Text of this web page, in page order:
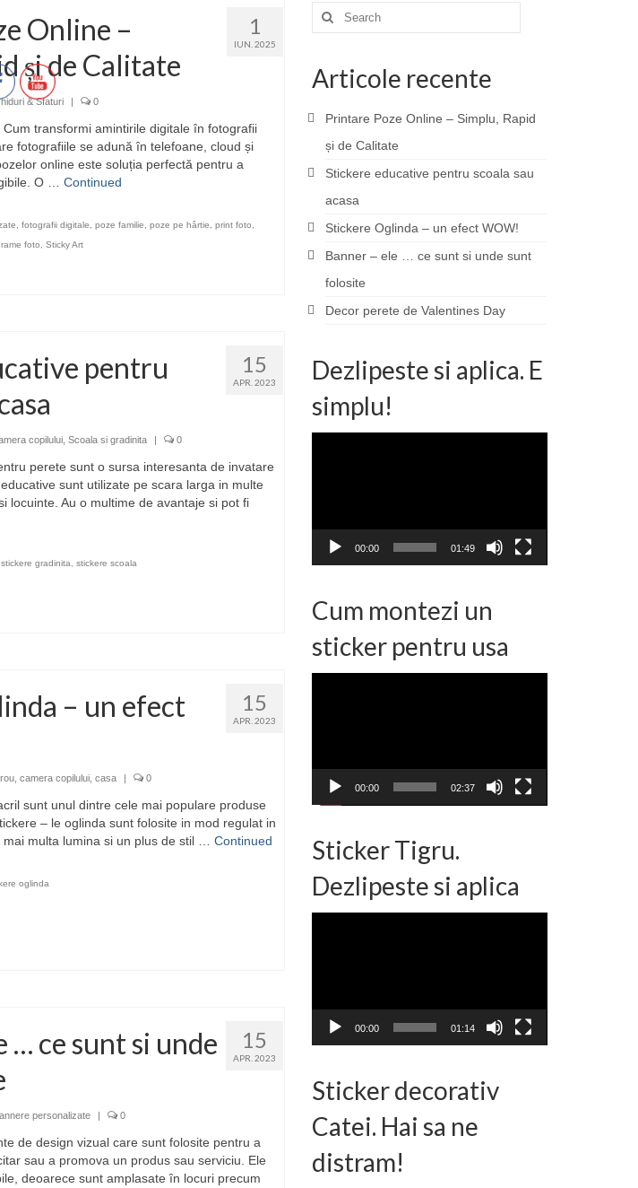
1
IUN. 2025
Online –
și de Calitate
& Sfaturi | 0
transformi amintirile digitale în fotografii
fotografiile se adună în telefoane, cloud și
online este soluția perfectă pentru a
O … Continued
fotografii digitale poze familie poze pe hârtie print foto
rame foto Sticky Art
15
APR. 2023
pentru
copilului, Scoala si gradinita | 0
perete sunt o sursa interesanta de invatare
sunt utilizate pe scara larga in multe
locuinte. Au o multime de avantaje si pot fi
stickere gradinita stickere scoala
15
APR. 2023
– un efect
, camera copilului, casa | 0
sunt unul dintre cele mai populare produse
– le oglinda sunt folosite in mod regulat in
multa lumina si un plus de stil … Continued
oglinda
15
APR. 2023
… ce sunt si unde
personalizate 0
de design vizual care sunt folosite pentru a
sau a promova un produs sau serviciu. Ele
deoarece sunt amplasate în locuri precum
Search
for:
Articole recente
Printare Poze Online – Simplu, Rapid
și de Calitate
Stickere educative pentru scoala sau
acasa
Stickere Oglinda – un efect WOW!
Banner – ele … ce sunt si unde sunt
folosite
Decor perete de Valentines Day
Dezlipeste si aplica. E
simplu!
00:00 01:49
Cum montezi un
sticker pentru usa
00:00 02:37
Sticker Tigru.
Dezlipeste si aplica
00:00 01:14
Sticker decorativ
Catei. Hai sa ne
distram!